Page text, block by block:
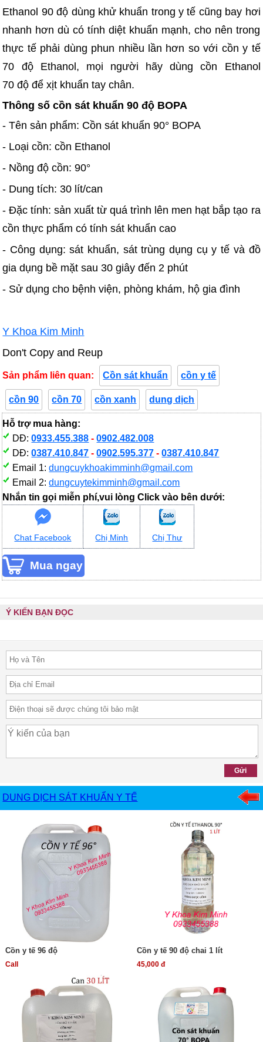
Ethanol 90 độ dùng khử khuẩn trong y tế cũng bay hơi
nhanh hơn dù có tính diệt khuẩn mạnh, cho nên trong
thực tế phải dùng phun nhiều lần hơn so với cồn y tế
70 độ Ethanol, mọi người hãy dùng cồn Ethanol
70 độ để xịt khuẩn tay chân.
Thông số cồn sát khuẩn 90 độ BOPA
- Tên sản phẩm: Cồn sát khuẩn 90° BOPA
- Loại cồn: cồn Ethanol
- Nồng độ cồn: 90°
- Dung tích: 30 lít/can
- Đặc tính: sản xuất từ quá trình lên men hạt bắp tạo ra
cồn thực phẩm có tính sát khuẩn cao
- Công dụng: sát khuẩn, sát trùng dụng cụ y tế và đồ
gia dụng bề mặt sau 30 giây đến 2 phút
- Sử dụng cho bệnh viện, phòng khám, hộ gia đình
Y Khoa Kim Minh
Don't Copy and Reup
Sản phẩm liên quan: Cồn sát khuẩn cồn y tế
cồn 90 cồn 70 cồn xanh dung dịch
Hỗ trợ mua hàng:
DĐ:0933.455.388 -0902.482.008
DĐ:0387.410.847 -0902.595.377 -0387.410.847
Email 1:dungcuykhoakimminh@gmail.com
Email 2:dungcuytekimminh@gmail.com
Nhắn tin gọi miễn phí,vui lòng Click vào bên dưới:
Chat Facebook Chị Minh Chị Thư
Ý KIẾN BẠN ĐỌC
DUNG DỊCH SÁT KHUẨN Y TẾ
Cồn y tế 96 độ
Call
Cồn y tế 90 độ chai 1 lít
45,000 đ